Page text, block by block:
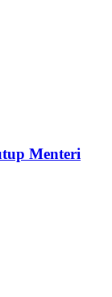
Menteri